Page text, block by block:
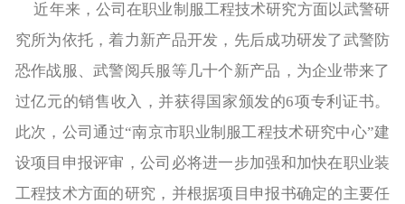
近年来，公司在职业制服工程技术研究方面以武警研
究所为依托，着力新产品开发，先后成功研发了武警防
恐作战服、武警阅兵服等几十个新产品，为企业带来了
过亿元的销售收入，并获得国家颁发的6项专利证书。
此次，公司通过“南京市职业制服工程技术研究中心”建
设项目申报评审，公司必将进一步加强和加快在职业装
工程技术方面的研究，并根据项目申报书确定的主要任